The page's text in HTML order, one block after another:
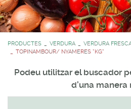
PRODUCTES VERDURA
VERDURA
TOPINAMBOUR/ NYAMERES *KG*
Podeu utilitzar el buscador
d'una manera